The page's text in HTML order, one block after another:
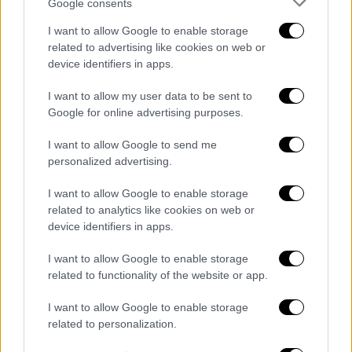
Google consents
I want to allow Google to enable storage
related to advertising like cookies on web or
device identifiers in apps.
I want to allow my user data to be sent to
Google for online advertising purposes.
I want to allow Google to send me
personalized advertising.
I want to allow Google to enable storage
related to analytics like cookies on web or
device identifiers in apps.
I want to allow Google to enable storage
related to functionality of the website or app.
I want to allow Google to enable storage
related to personalization.
7 MILLION citizens as WW3 fears
growhttps://t.co/jtoqj6kYG4
— Zicutake USA Comment
Η Σουηδία είχε μειώσει τις στρατιωτικές
δαπάνες μετά λήξη του Ψυχρού Πολέμου,
αλλά τις αύξησε ξανά το 2014, όταν η Ρωσία
αρχές επανενεργοποίησαν το 2015 τη
στρατηγική «συνολικής άμυνας» που
συνδυάζει τόσο στρατιωτικές όσο και
πολιτικές αμυντικές δραστηριότητες.
Ωστόσο, οι προσπάθειες για τον
εκσυγχρονισμό του στρατού και την αύξηση
της ετοιμότητας των πολιτών για πόλεμο